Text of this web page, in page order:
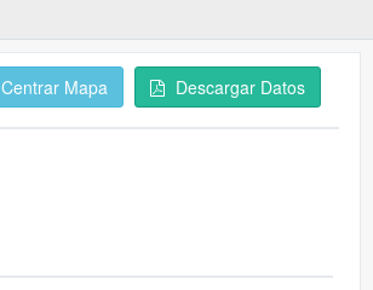
Centrar Mapa Descargar Datos